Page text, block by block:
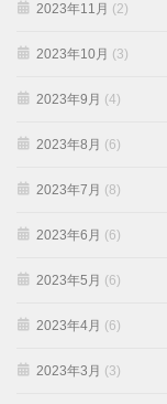
2023年11月 (2)
2023年10月 (3)
2023年9月 (4)
2023年8月 (6)
2023年7月 (8)
2023年6月 (6)
2023年5月 (6)
2023年4月 (6)
2023年3月 (3)